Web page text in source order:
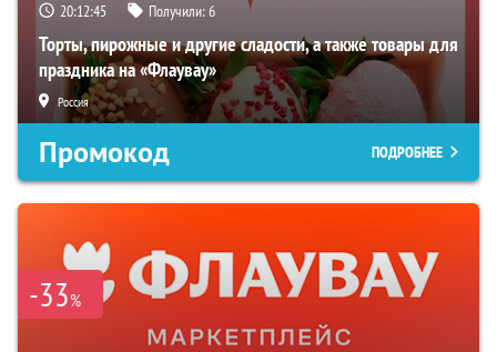
20:12:44 Получили:6
Торты, пирожные и другие сладости, а также товары для
праздника на «Флаувау»
Россия
Промокод ПОДРОБНЕЕ
-33%